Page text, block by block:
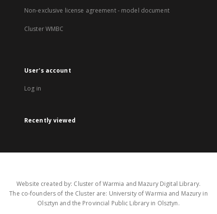
Non-exclusive license agreement - model document
Cluster WMBC
User's account
Log in
Recently viewed
Website created by: Cluster of Warmia and Mazury Digital Library.
The co-founders of the Cluster are: University of Warmia and Mazury in
Olsztyn and the Provincial Public Library in Olsztyn.